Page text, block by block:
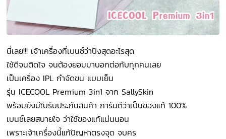
นี่เลย!!! เจ้าเครื่องที่เบนซ์ว่าปังสุดอะไรสุด
ใช้ดีจนติดใจ จนต้องยอมมาบอกต่อกับทุกคนเลย
เป็นเครื่อง IPL กำจัดขน แบบเย็น
รุ่น ICECOOL Premium 3in1 จาก SallySkin
พร้อมยังมีใบรับประกันสินค้า การันตีว่าเป็นของแท้ 100%
เบนซ์เลยสบายใจ ว่าใช้ของแท้แน่นนอน
เพราะเจ้าเครื่องนี้แก้ปัญหาตรงจุด จบคร